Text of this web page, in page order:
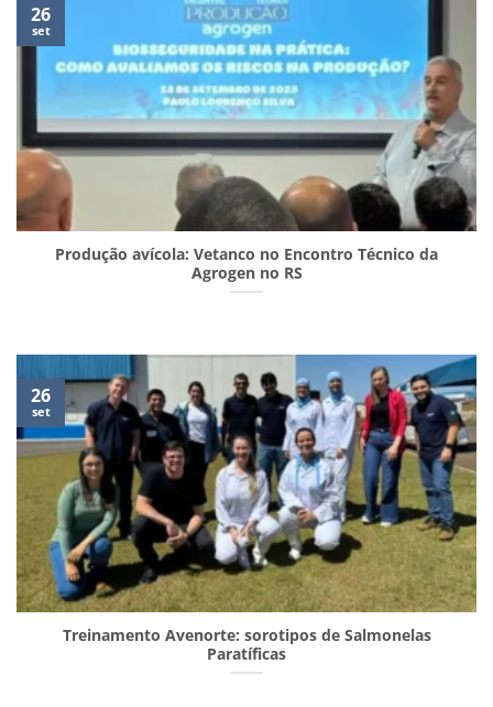
Produção avícola: Vetanco no Encontro Técnico da
Agrogen no RS
26
set
Treinamento Avenorte: sorotipos de Salmonelas
Paratíficas
26
set